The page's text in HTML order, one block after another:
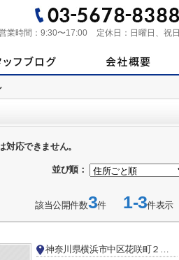
業時間： 9:30〜17:00 定休日： 日曜日、祝日
応できません。
並び順：
該当公開件数3件1-3件表示
神奈川県横浜市中区花咲町２丁目